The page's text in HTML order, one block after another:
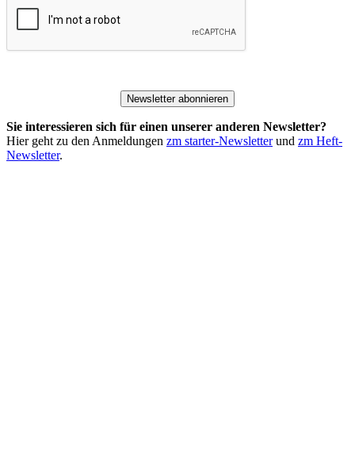
Newsletter abonnieren
Sie interessieren sich für einen unserer anderen Newsletter?
Hier geht zu den Anmeldungen zm starter-Newsletterund zm Heft-
Newsletter.